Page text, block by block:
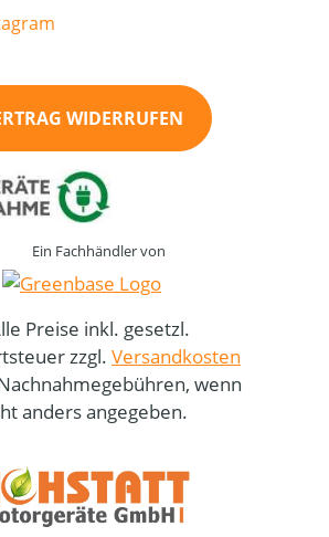
WIDERRUFEN
Ein Fachhändler von
Preise inkl. gesetzl.
zzgl. Versandkosten
wenn
anders angegeben.